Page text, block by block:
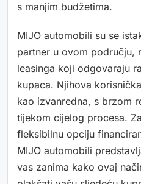
s manjim budžetima.
MIJO automobili su se
partner u ovom području,
leasinga koji odgovaraju
kupaca. Njihova
kao izvanredna, s brzom
tijekom cijelog procesa.
fleksibilnu opciju
MIJO automobili
vas zanima kako ovaj